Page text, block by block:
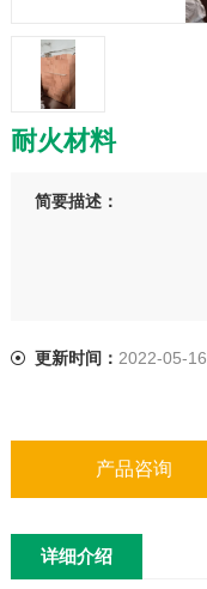
耐火材料
简要描述：
更新时间： 2022-05-16
产品咨询
详细介绍